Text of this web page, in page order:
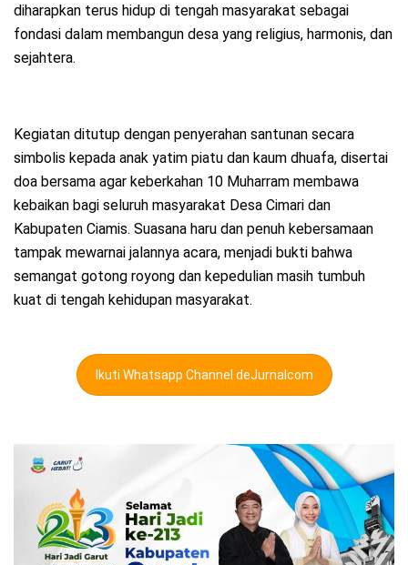
diharapkan terus hidup di tengah masyarakat sebagai
fondasi dalam membangun desa yang religius, harmonis, dan
sejahtera.
Kegiatan ditutup dengan penyerahan santunan secara
simbolis kepada anak yatim piatu dan kaum dhuafa, disertai
doa bersama agar keberkahan 10 Muharram membawa
kebaikan bagi seluruh masyarakat Desa Cimari dan
Kabupaten Ciamis. Suasana haru dan penuh kebersamaan
tampak mewarnai jalannya acara, menjadi bukti bahwa
semangat gotong royong dan kepedulian masih tumbuh
kuat di tengah kehidupan masyarakat.
Ikuti Whatsapp Channel deJurnalcom